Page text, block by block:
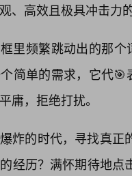
、高效且极具冲击力
里频繁跳动出的那
简单的需求，它代
庸，拒绝打扰。
炸的时代，寻找真正
经历？满怀期待地